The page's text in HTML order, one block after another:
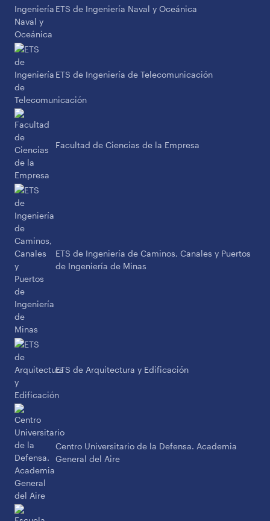
ETS de Ingeniería Naval y Oceánica
ETS de Ingeniería de Telecomunicación
Facultad de Ciencias de la Empresa
ETS de Ingeniería de Caminos, Canales y Puertos
de Ingeniería de Minas
ETS de Arquitectura y Edificación
Centro Universitario de la Defensa. Academia
General del Aire